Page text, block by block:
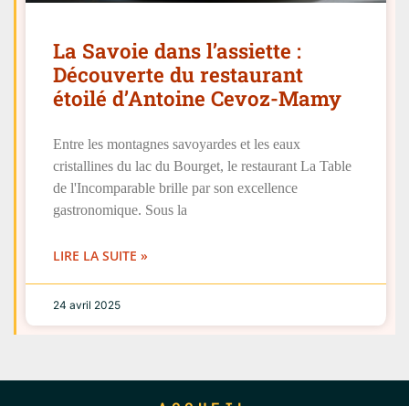
La Savoie dans l’assiette :
Découverte du restaurant
étoilé d’Antoine Cevoz-Mamy
Entre les montagnes savoyardes et les eaux
cristallines du lac du Bourget, le restaurant La Table
de l'Incomparable brille par son excellence
gastronomique. Sous la
LIRE LA SUITE »
24 avril 2025